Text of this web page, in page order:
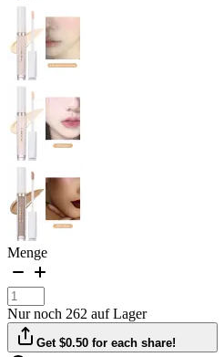
Menge
Nur noch 262 auf Lager
Get $0.50 for each share!